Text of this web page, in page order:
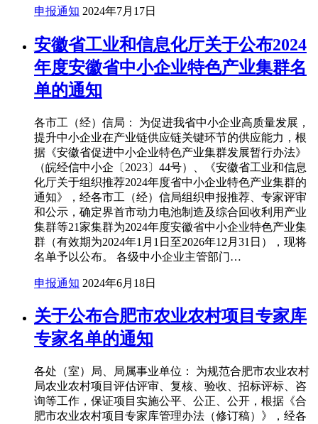
申报通知 2024年7月17日
安徽省工业和信息化厅关于公布2024
年度安徽省中小企业特色产业集群名
单的通知
各市工（经）信局： 为促进我省中小企业高质量发展，
提升中小企业在产业链供应链关键环节的供应能力，根
据《安徽省促进中小企业特色产业集群发展暂行办法》
（皖经信中小企〔2023〕44号）、《安徽省工业和信息
化厅关于组织推荐2024年度省中小企业特色产业集群的
通知》，经各市工（经）信局组织申报推荐、专家评审
和公示，确定界首市动力电池制造及综合回收利用产业
集群等21家集群为2024年度安徽省中小企业特色产业集
群（有效期为2024年1月1日至2026年12月31日），现将
名单予以公布。 各级中小企业主管部门…
申报通知 2024年6月18日
关于公布合肥市农业农村项目专家库
专家名单的通知
各处（室）局、局属事业单位： 为规范合肥市农业农村
局农业农村项目评估评审、复核、验收、招标评标、咨
询等工作，保证项目实施公平、公正、公开，根据《合
肥市农业农村项目专家库管理办法（修订稿）》，经各